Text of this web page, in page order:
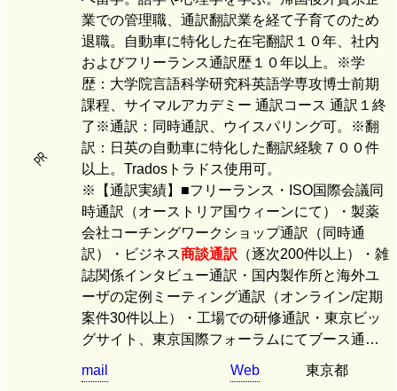
PR
業での管理職、通訳翻訳業を経て子育てのため
退職。自動車に特化した在宅翻訳１０年、社内
およびフリーランス通訳歴１０年以上。※学
歴：大学院言語科学研究科英語学専攻博士前期
課程、サイマルアカデミー 通訳コース 通訳１終
了※通訳：同時通訳、ウイスパリング可。※翻
訳：日英の自動車に特化した翻訳経験７００件
以上。Tradosトラドス使用可。
※【通訳実績】■フリーランス・ISO国際会議同
時通訳（オーストリア国ウィーンにて）・製薬
会社コーチングワークショップ通訳（同時通
訳）・ビジネス商談通訳 （逐次200件以上）・雑
誌関係インタビュー通訳・国内製作所と海外ユ
ーザの定例ミーティング通訳（オンライン/定期
案件30件以上）・工場での研修通訳・東京ビッ
グサイト、東京国際フォーラムにてブース通…
mail Web 東京都